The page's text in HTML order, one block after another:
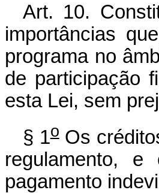
Art. 10.
importâncias
programa no
de participação
esta Lei, sem
§ 1oOs
regulamento,
pagamento